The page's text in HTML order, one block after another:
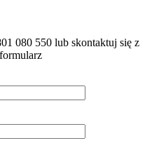
080 550 lub skontaktuj się z